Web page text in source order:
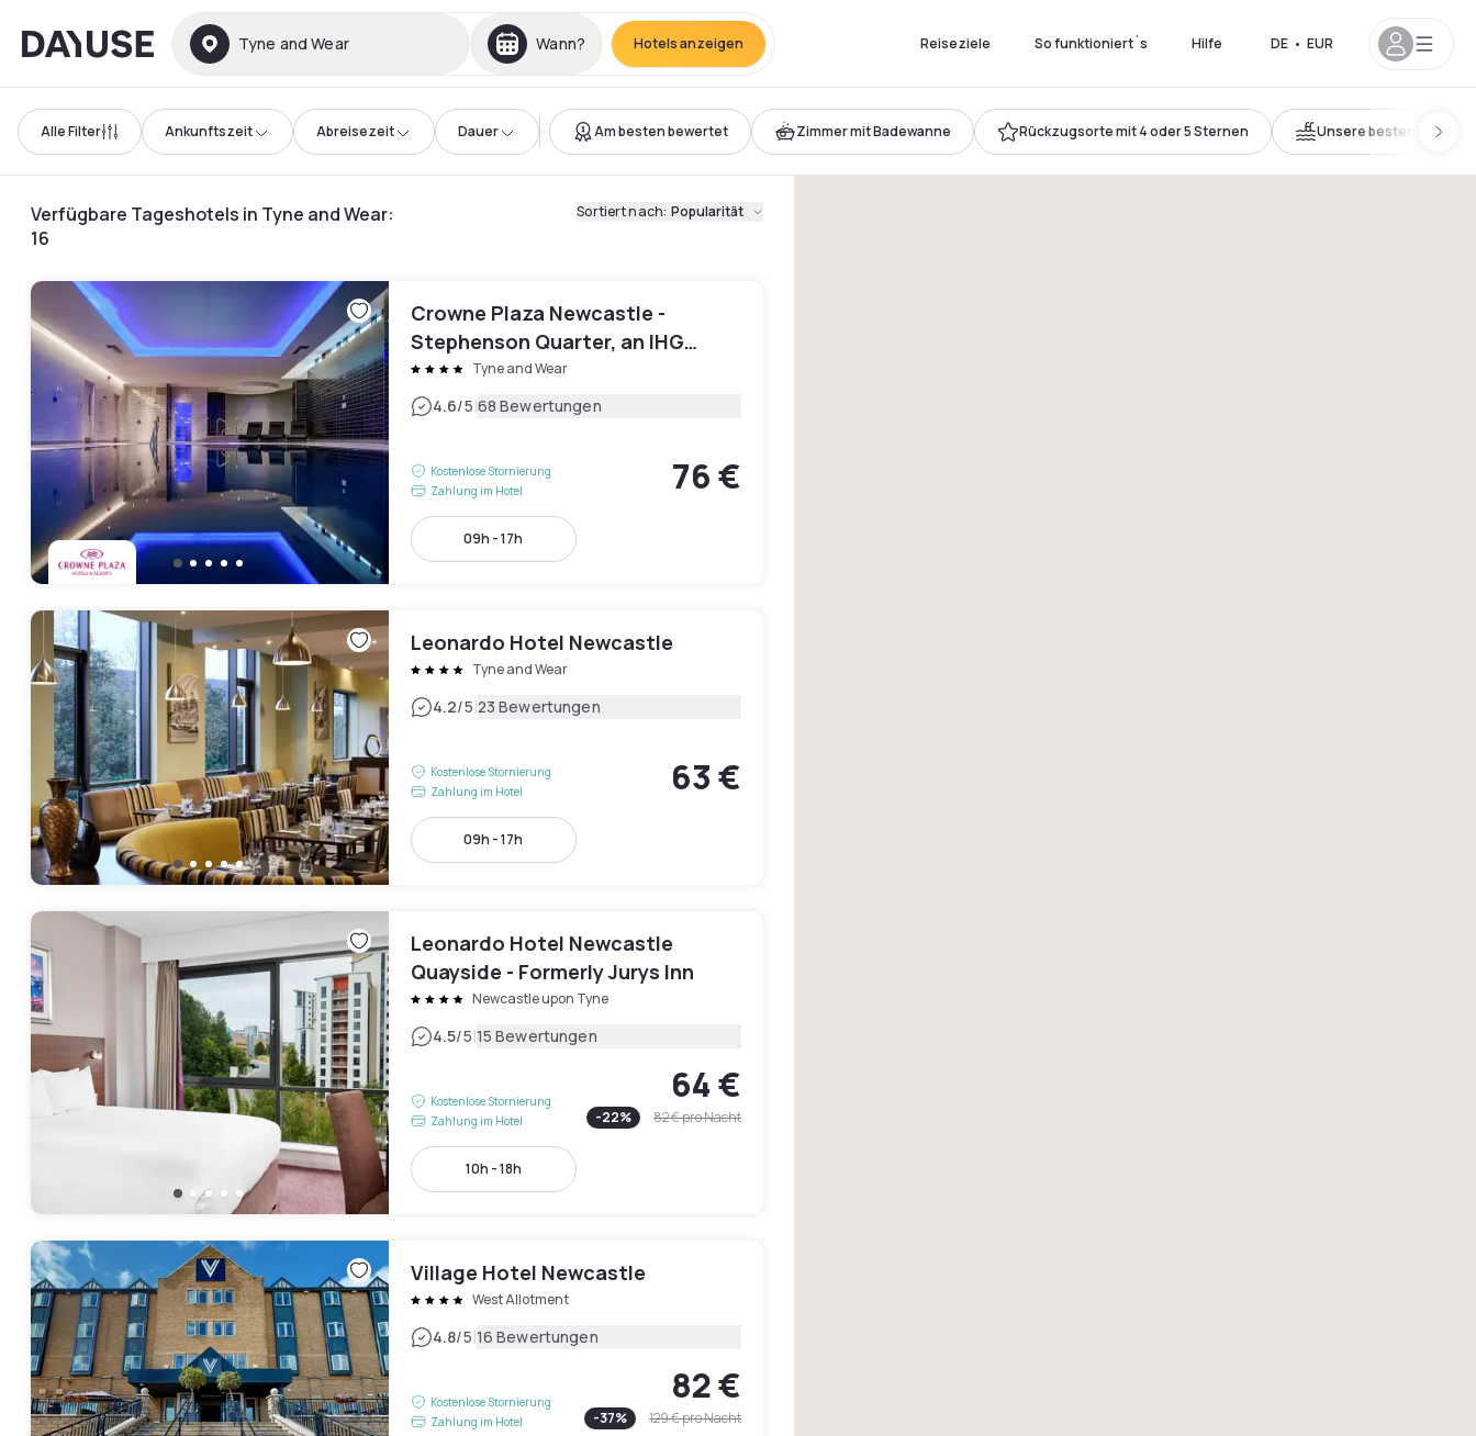
Dayuse Tyne and Wear Wann? Hotels anzeigen Reiseziele So funktioniert´s Hilfe DE • EUR
Alle Filter Ankunftszeit Abreisezeit Dauer Am besten bewertet Zimmer mit Badewanne Rückzugsorte mit 4 oder 5 Sternen Unsere besten Pools
Verfügbare Tageshotels in Tyne and Wear:
16
Sortiert nach: Popularität
Crowne Plaza Newcastle -
Stephenson Quarter, an IHG
Hotel Tyne and Wear
4.6/5|68 Bewertungen
Kostenlose Stornierung
Zahlung im Hotel
76 €
09h - 17h
Leonardo Hotel Newcastle
Tyne and Wear
4.2/5|23 Bewertungen
Kostenlose Stornierung
Zahlung im Hotel
63 €
09h - 17h
Leonardo Hotel Newcastle
Quayside - Formerly Jurys Inn
Newcastle upon Tyne
4.5/5|15 Bewertungen
Kostenlose Stornierung
Zahlung im Hotel
64 €
-22% 82 €pro Nacht
10h - 18h
Village Hotel Newcastle
West Allotment
4.8/5|16 Bewertungen
Kostenlose Stornierung
Zahlung im Hotel
82 €
-37% 129 €pro Nacht